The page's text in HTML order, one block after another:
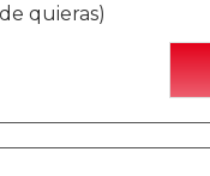
quieras)